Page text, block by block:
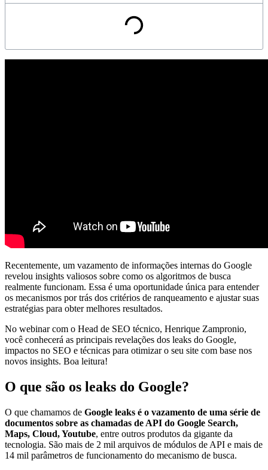
Recentemente, um vazamento de informações internas do Google
revelou insights valiosos sobre como os algoritmos de busca
realmente funcionam. Essa é uma oportunidade única para entender
os mecanismos por trás dos critérios de ranqueamento e ajustar suas
estratégias para obter melhores resultados.
No webinar com o Head de SEO técnico, Henrique Zampronio,
você conhecerá as principais revelações dos leaks do Google,
impactos no SEO e técnicas para otimizar o seu site com base nos
novos insights. Boa leitura!
O que são os leaks do Google?
O que chamamos de Google leaks é o vazamento de uma série de
documentos sobre as chamadas de API do Google Search,
Maps, Cloud, Youtube, entre outros produtos da gigante da
tecnologia. São mais de 2 mil arquivos de módulos de API e mais de
14 mil parâmetros de funcionamento do mecanismo de busca.